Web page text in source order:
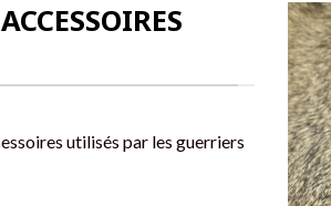
utilisés par les guerriers